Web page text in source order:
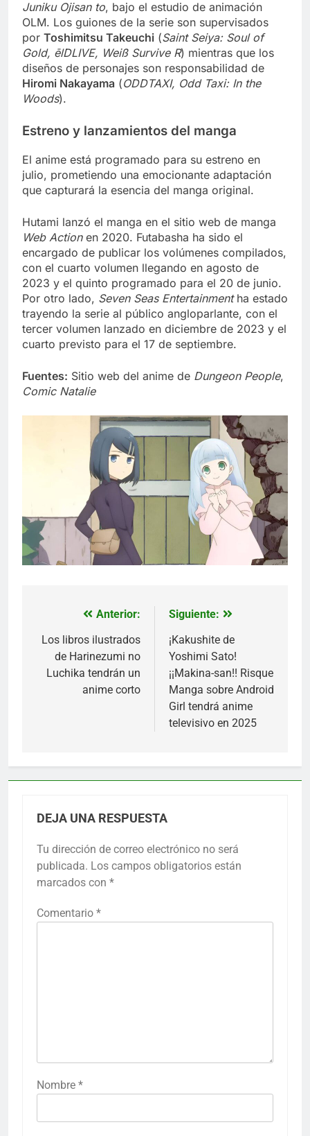
Juniku Ojisan to, bajo el estudio de animación
OLM. Los guiones de la serie son supervisados
por Toshimitsu Takeuchi (Saint Seiya: Soul of
Gold, ēlDLIVE, Weiß Survive R) mientras que los
diseños de personajes son responsabilidad de
Hiromi Nakayama (ODDTAXI, Odd Taxi: In the
Woods).
Estreno y lanzamientos del manga
El anime está programado para su estreno en
julio, prometiendo una emocionante adaptación
que capturará la esencia del manga original.
Hutami lanzó el manga en el sitio web de manga
Web Actionen 2020. Futabasha ha sido el
encargado de publicar los volúmenes compilados,
con el cuarto volumen llegando en agosto de
2023 y el quinto programado para el 20 de junio.
Por otro lado, Seven Seas Entertainmentha estado
trayendo la serie al público angloparlante, con el
tercer volumen lanzado en diciembre de 2023 y el
cuarto previsto para el 17 de septiembre.
Fuentes: Sitio web del anime de Dungeon People,
Comic Natalie
Navegación
de
entradas
Anterior:
Los libros ilustrados
de Harinezumi no
Luchika tendrán un
anime corto
Siguiente:
¡Kakushite de
Yoshimi Sato!
¡¡Makina-san!! Risque
Manga sobre Android
Girl tendrá anime
televisivo en 2025
DEJA UNA RESPUESTA
Tu dirección de correo electrónico no será
publicada. Los campos obligatorios están
marcados con *
Comentario *
Nombre *